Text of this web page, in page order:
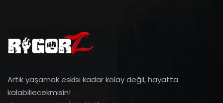
Artık yaşamak eskisi kadar kolay değil, hayatta
kalabiliecekmisin!